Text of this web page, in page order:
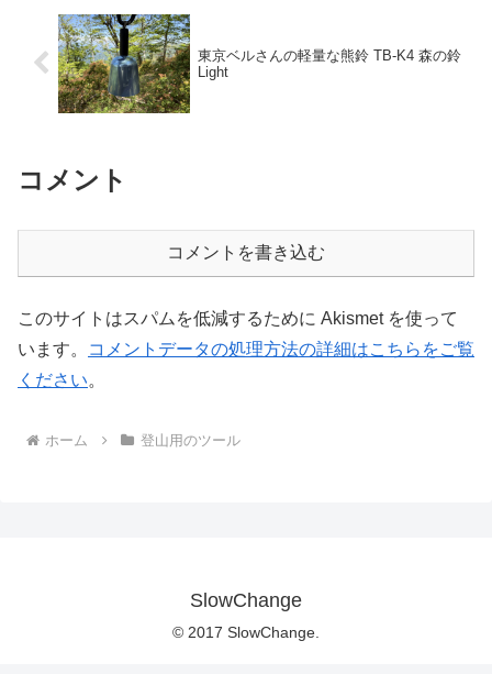
東京ベルさんの軽量な熊鈴 TB-K4 森の鈴
Light
コメント
コメントを書き込む
このサイトはスパムを低減するために Akismet を使って
います。
コメントデータの処理方法の詳細はこちらをご覧
ください。
ホーム 登山用のツール
SlowChange
© 2017 SlowChange.